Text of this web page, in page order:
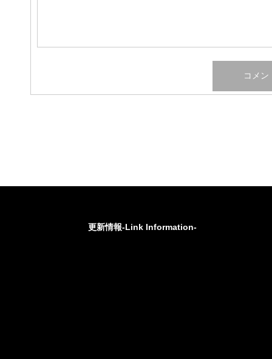
更新情報-Link Information-